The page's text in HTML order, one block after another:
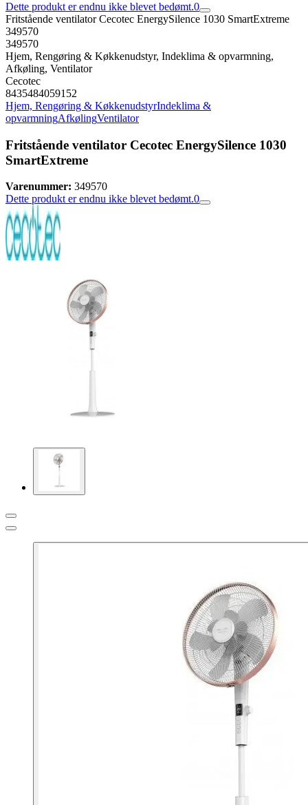
Dette produkt er endnu ikke blevet bedømt.0
Fritstående ventilator Cecotec EnergySilence 1030 SmartExtreme
349570
349570
Hjem, Rengøring & Køkkenudstyr, Indeklima & opvarmning,
Afkøling, Ventilator
Cecotec
8435484059152
Hjem, Rengøring & KøkkenudstyrIndeklima &
opvarmningAfkølingVentilator
Fritstående ventilator Cecotec EnergySilence 1030
SmartExtreme
Varenummer: 349570
Dette produkt er endnu ikke blevet bedømt.0